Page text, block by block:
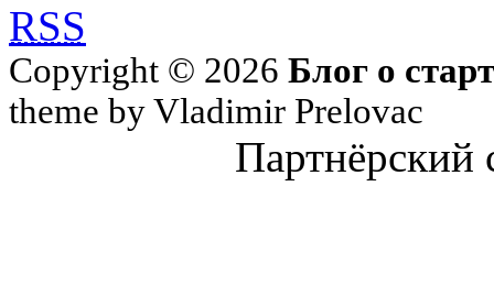
RSS
Copyright © 2026 Блог о
theme by Vladimir Prelovac
Партнёрский